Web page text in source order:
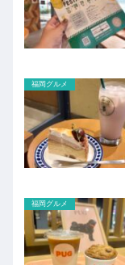
福岡グルメ
福岡グルメ